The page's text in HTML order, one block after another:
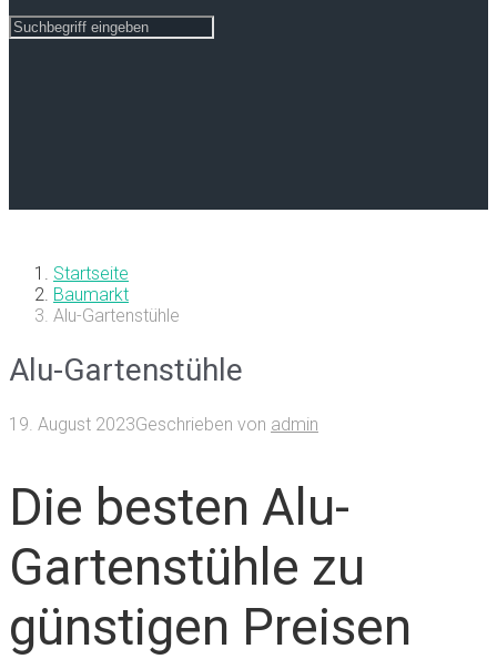
Startseite
Baumarkt
Alu-Gartenstühle
Alu-Gartenstühle
19. August 2023Geschrieben von admin
Die besten Alu-
Gartenstühle zu
günstigen Preisen